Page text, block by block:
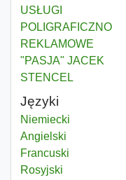
USŁUGI
POLIGRAFICZNO
REKLAMOWE
"PASJA" JACEK
STENCEL
Języki
Niemiecki
Angielski
Francuski
Rosyjski